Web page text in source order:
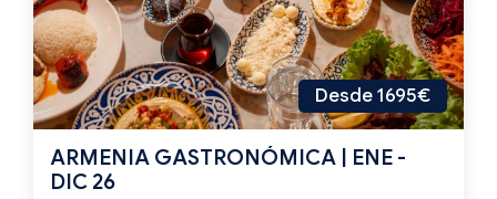
Desde 1695€
ARMENIA GASTRONÓMICA | ENE -
DIC 26